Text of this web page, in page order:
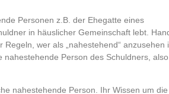
Personen z.B. der Ehegatte eines
in häuslicher Gemeinschaft lebt.
wer als „nahestehend“ anzusehen
Person des Schuldners,
nahestehende Person. Ihr Wissen um die